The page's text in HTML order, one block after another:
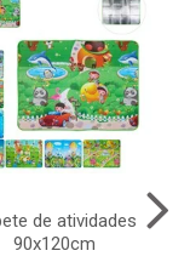
de atividades
90x120cm